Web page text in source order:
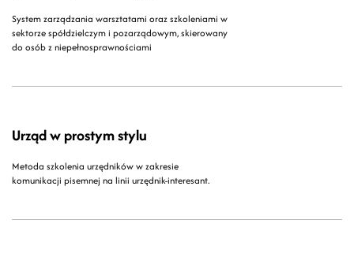
System zarządzania warsztatami oraz szkoleniami w
sektorze spółdzielczym i pozarządowym, skierowany
do osób z niepełnosprawnościami
Urząd w prostym stylu
Metoda szkolenia urzędników w zakresie
komunikacji pisemnej na linii urzędnik-interesant.